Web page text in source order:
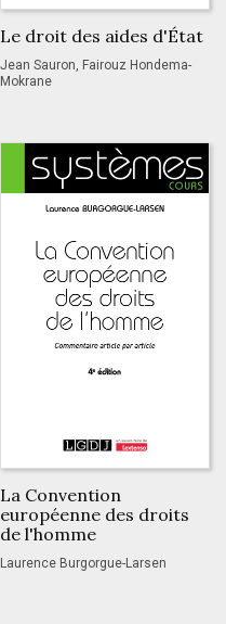
Le droit des aides d'État
Jean Sauron, Fairouz Hondema-
Mokrane
La Convention
européenne des droits
de l'homme
Laurence Burgorgue-Larsen